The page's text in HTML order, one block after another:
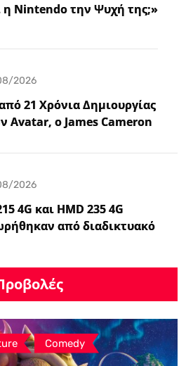
η Nintendo την Ψυχή της;»
2026
21 Χρόνια Δημιουργίας
Avatar, ο James Cameron
2026
4G και HMD 235 4G
από διαδικτυακό
, Comedy